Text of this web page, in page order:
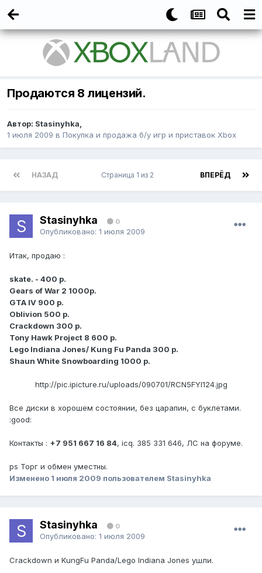
Продаются 8 лицензий.
Автор: Stasinyhka,
1 июля 2009 в Покупка и продажа б/у игр и приставок Xbox
НАЗАД ВПЕРЁД
Страница 1 из 2
Stasinyhka 0
Опубликовано: 1 июля 2009
Итак, продаю :
skate. - 400 р.
Gears of War 2 1000р.
GTA IV 900 р.
Oblivion 500 р.
Crackdown 300 р.
Tony Hawk Project 8 600 р.
Lego Indiana Jones/ Kung Fu Panda 300 р.
Shaun White Snowboarding 1000 р.
http://pic.ipicture.ru/uploads/090701/RCN5FYI124.jpg
Все диски в хорошем состоянии, без царапин, с буклетами.
:good:
Контакты : +7 951 667 16 84, icq. 385 331 646, ЛС на форуме.
ps Торг и обмен уместны.
Изменено 1 июля 2009 пользователем Stasinyhka
Stasinyhka 0
Опубликовано: 1 июля 2009
Crackdown и KungFu Panda/Lego Indiana Jones ушли.